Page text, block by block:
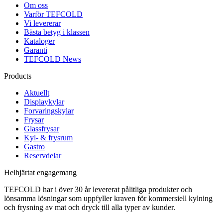
Om oss
Varför TEFCOLD
Vi levererar
Bästa betyg i klassen
Kataloger
Garanti
TEFCOLD News
Products
Aktuellt
Displaykylar
Forvaringskylar
Frysar
Glassfrysar
Kyl- & frysrum
Gastro
Reservdelar
Helhjärtat engagemang
TEFCOLD har i över 30 år levererat pålitliga produkter och
lönsamma lösningar som uppfyller kraven för kommersiell kylning
och frysning av mat och dryck till alla typer av kunder.